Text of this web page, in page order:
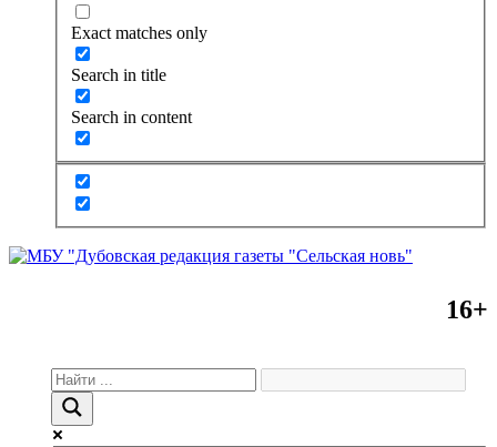
Exact matches only
Search in title
Search in content
16+